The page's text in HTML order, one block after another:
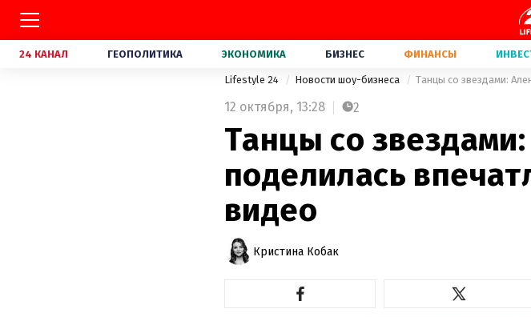
24 КАНАЛ ГЕОПОЛИТИКА ЭКОНОМИКА БИЗНЕС ФИНАНСЫ
Lifestyle 24 Новости шоу-бизнеса Танцы со звездами:
12 октября, 13:28 2
Танцы со
поделилась
видео
Кристина Кобак